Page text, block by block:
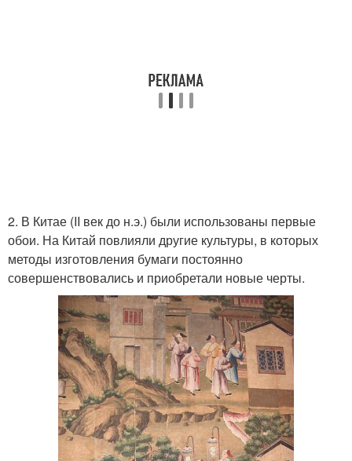
2. В Китае (II век до н.э.) были использованы первые
обои. На Китай повлияли другие культуры, в которых
методы изготовления бумаги постоянно
совершенствовались и приобретали новые черты.